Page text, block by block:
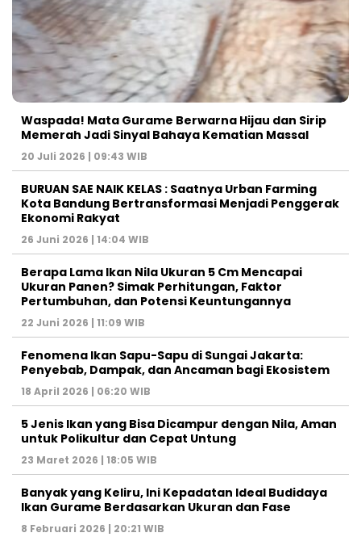
Waspada! Mata Gurame Berwarna Hijau dan Sirip
Memerah Jadi Sinyal Bahaya Kematian Massal
20 Juli 2026 | 09:43 WIB
BURUAN SAE NAIK KELAS : Saatnya Urban Farming
Kota Bandung Bertransformasi Menjadi Penggerak
Ekonomi Rakyat
26 Juni 2026 | 14:04 WIB
Berapa Lama Ikan Nila Ukuran 5 Cm Mencapai
Ukuran Panen? Simak Perhitungan, Faktor
Pertumbuhan, dan Potensi Keuntungannya
22 Juni 2026 | 11:09 WIB
Fenomena Ikan Sapu-Sapu di Sungai Jakarta:
Penyebab, Dampak, dan Ancaman bagi Ekosistem
18 April 2026 | 06:20 WIB
5 Jenis Ikan yang Bisa Dicampur dengan Nila, Aman
untuk Polikultur dan Cepat Untung
23 Maret 2026 | 18:05 WIB
Banyak yang Keliru, Ini Kepadatan Ideal Budidaya
Ikan Gurame Berdasarkan Ukuran dan Fase
8 Februari 2026 | 20:21 WIB